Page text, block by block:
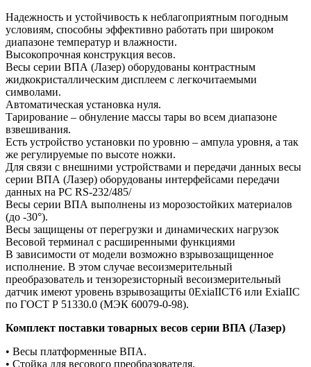
Надежность и устойчивость к неблагоприятным погодным
условиям, способны эффективно работать при широком
диапазоне температур и влажности.
Высокопрочная конструкция весов.
Весы серии ВПА (Лазер) оборудованы контрастным
жидкокристаллическим дисплеем с легкочитаемыми
символами.
Автоматическая установка нуля.
Тарирование – обнуление массы тары во всем диапазоне
взвешивания.
Есть устройство установки по уровню – ампула уровня, а так
же регулируемые по высоте ножки.
Для связи с внешними устройствами и передачи данных весы
серии ВПА (Лазер) оборудованы интерфейсами передачи
данных на PC RS-232/485/
Весы серии ВПА выполнены из морозостойких материалов
(до -30°).
Весы защищены от перегрузки и динамических нагрузок
Весовой терминал с расширенными функциями
В зависимости от модели возможно взрывозащищенное
исполнение. В этом случае весоизмерительный
преобразователь и тензорезисторный весоизмерительный
датчик имеют уровень взрывозащиты 0ЕхiaIICT6 или ЕхiaIIC
по ГОСТ Р 51330.0 (МЭК 60079-0-98).
Комплект поставки товарных весов серии ВПА (Лазер)
• Весы платформенные ВПА.
• Стойка для весового преобразователя.